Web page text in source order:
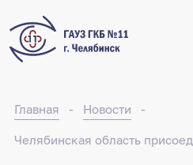
Главная Новости
Челябинская область